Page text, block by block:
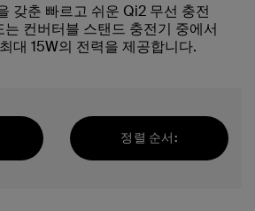
갖춘 빠르고 쉬운 Qi2 무선 충전
는 컨버터블 스탠드 충전기 중에서
대 15W의 전력을 제공합니다.
정렬 순서: